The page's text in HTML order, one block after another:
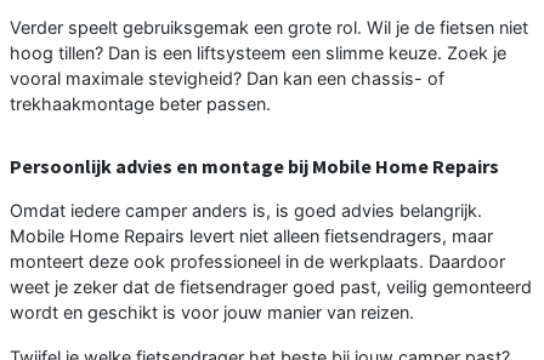
Verder speelt gebruiksgemak een grote rol. Wil je de fietsen niet
hoog tillen? Dan is een liftsysteem een slimme keuze. Zoek je
vooral maximale stevigheid? Dan kan een chassis- of
trekhaakmontage beter passen.
Persoonlijk advies en montage bij Mobile Home Repairs
Omdat iedere camper anders is, is goed advies belangrijk.
Mobile Home Repairs levert niet alleen fietsendragers, maar
monteert deze ook professioneel in de werkplaats. Daardoor
weet je zeker dat de fietsendrager goed past, veilig gemonteerd
wordt en geschikt is voor jouw manier van reizen.